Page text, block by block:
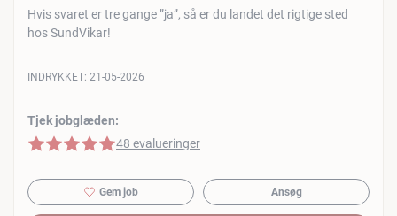
Hvis svaret er tre gange ”ja”, så er du landet det rigtige sted
hos SundVikar!
Tjek jobglæden:
5 af 5 stjerner
48 evalueringer
INDRYKKET: 21-05-2026
Gem job Ansøg